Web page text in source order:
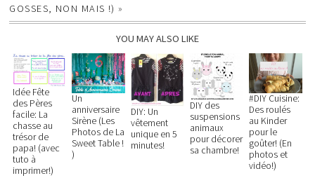
GOSSES, NON MAIS !) »
YOU MAY ALSO LIKE
Idée Fête
des Pères
facile: La
chasse au
trésor de
papa! (avec
tuto à
imprimer!)
Un
anniversaire
Sirène (Les
Photos de La
Sweet Table !
)
DIY: Un
vêtement
unique en 5
minutes!
DIY des
suspensions
animaux
pour décorer
sa chambre!
#DIY Cuisine:
Des roulés
au Kinder
pour le
goûter! (En
photos et
vidéo!)